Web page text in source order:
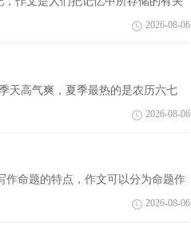
2026-08-06
天高气爽，夏季最热的是农历六七
2026-08-06
作命题的特点，作文可以分为命题作
2026-08-06